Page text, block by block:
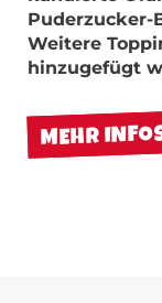
Puderzucker-
Weitere
hinzugefügt
MEHR